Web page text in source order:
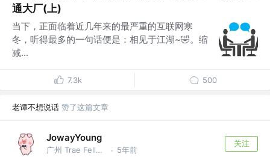
通大厂(上)
当下，正面临着近几年来的最严重的互联网寒
冬，听得最多的一句话便是：相见于江湖~🤣。缩
减...
7.3k 500
老谭不想说话 赞了这篇文章
JowayYoung
广州 Trae Fellow，前网易资深前端，总结大师 @网易 · 5年前
关注